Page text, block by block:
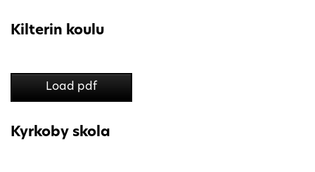
Kilterin koulu
Load pdf
Kyrkoby skola